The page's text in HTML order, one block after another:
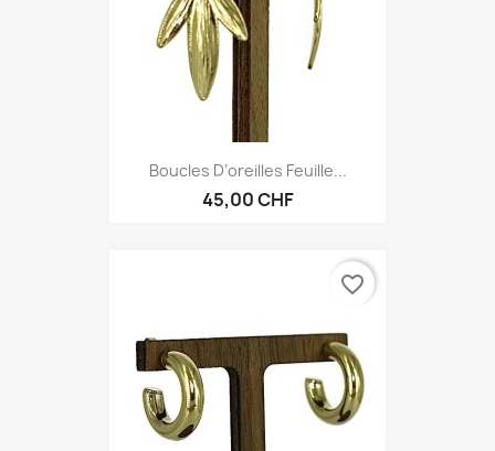
Boucles D’oreilles Feuille...
45,00 CHF
favorite_border